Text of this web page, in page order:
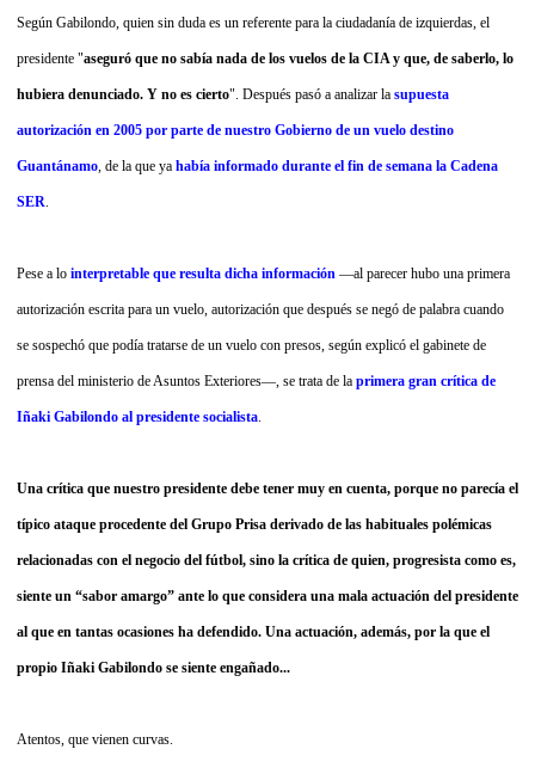
Según Gabilondo, quien sin duda es un referente para la ciudadanía de izquierdas, el
presidente "aseguró que no sabía nada de los vuelos de la CIA y que, de saberlo, lo
hubiera denunciado. Y no es cierto". Después pasó a analizar la supuesta
autorización en 2005 por parte de nuestro Gobierno de un vuelo destino
Guantánamo , de la que ya había informado durante el fin de semana la Cadena
SER
Pese a lo interpretable que resulta dicha información —al parecer hubo una primera
autorización escrita para un vuelo, autorización que después se negó de palabra cuando
se sospechó que podía tratarse de un vuelo con presos, según explicó el gabinete de
prensa del ministerio de Asuntos Exteriores—, se trata de la primera gran crítica de
Iñaki Gabilondo al presidente socialista
Una crítica que nuestro presidente debe tener muy en cuenta, porque no parecía el
típico ataque procedente del Grupo Prisa derivado de las habituales polémicas
relacionadas con el negocio del fútbol, sino la crítica de quien, progresista como es,
siente un “sabor amargo” ante lo que considera una mala actuación del presidente
al que en tantas ocasiones ha defendido. Una actuación, además, por la que el
propio Iñaki Gabilondo se siente engañado...
Atentos, que vienen curvas.